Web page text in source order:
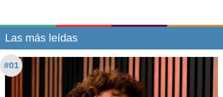
Las más leídas
#01